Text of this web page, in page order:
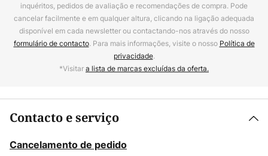
inquéritos, pedidos de avaliação e recomendações de compra. Pode
cancelar facilmente e em qualquer altura, clicando na ligação adequada
disponível em cada newsletter ou contactando-nos através do nosso
formulário de contacto. Para mais informações, visite o nosso Política de
privacidade.
*Visitara lista de marcas excluídas da oferta.
Contacto e serviço
Cancelamento de pedido